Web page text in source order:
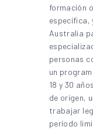
formación
específica,
Australia
personas
un
18 y 30
de origen,
trabajar
período